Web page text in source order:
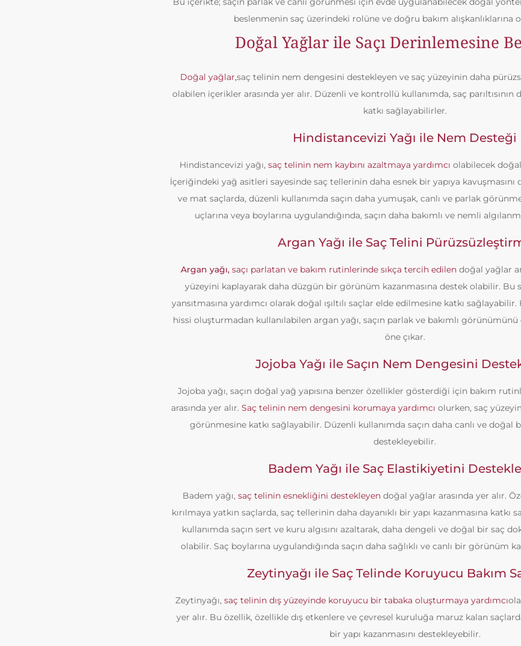
beslenmenin saç üzerindeki rolüne ve doğru bakım alışkanlıklarına
Doğal Yağlar ile Saçı Derinlemesine
Doğal yağlar,saç telinin nem dengesini destekleyen ve saç yüzeyinin daha
olabilen içerikler arasında yer alır. Düzenli ve kontrollü kullanımda, saç
katkı sağlayabilirler.
Hindistancevizi Yağı ile Nem Desteği
Hindistancevizi yağı, saç telinin nem kaybını azaltmaya yardımcı olabilecek
İçeriğindeki yağ asitleri sayesinde saç tellerinin daha esnek bir yapıya
ve mat saçlarda, düzenli kullanımda saçın daha yumuşak, canlı ve parlak
uçlarına veya boylarına uygulandığında, saçın daha bakımlı ve nemli
Argan Yağı ile Saç Telini
Argan yağı, saçı parlatan ve bakım rutinlerinde sıkça tercih edilen doğal yağlar
yüzeyini kaplayarak daha düzgün bir görünüm kazanmasına destek olabilir. Bu
yansıtmasına yardımcı olarak doğal ışıltılı saçlar elde edilmesine katkı sağlayabilir.
hissi oluşturmadan kullanılabilen argan yağı, saçın parlak ve bakımlı
öne çıkar.
Jojoba Yağı ile Saçın Nem Dengesini
Jojoba yağı, saçın doğal yağ yapısına benzer özellikler gösterdiği için bakım
arasında yer alır. Saç telinin nem dengesini korumaya yardımcı olurken, saç
görünmesine katkı sağlayabilir. Düzenli kullanımda saçın daha canlı ve doğal
destekleyebilir.
Badem Yağı ile Saç Elastikiyetini
Badem yağı, saç telinin esnekliğini destekleyendoğal yağlar arasında yer alır.
kırılmaya yatkın saçlarda, saç tellerinin daha dayanıklı bir yapı kazanmasına
kullanımda saçın sert ve kuru algısını azaltarak, daha dengeli ve doğal bir saç
olabilir. Saç boylarına uygulandığında saçın daha sağlıklı ve canlı bir görünüm
Zeytinyağı ile Saç Telinde Koruyucu Bakım
Zeytinyağı, saç telinin dış yüzeyinde koruyucu bir tabaka oluşturmaya yardımcı
yer alır. Bu özellik, özellikle dış etkenlere ve çevresel kuruluğa maruz kalan
bir yapı kazanmasını destekleyebilir.